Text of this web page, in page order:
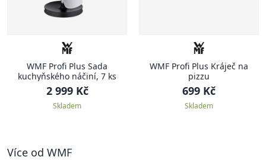
WMF Profi Plus Sada
kuchyňského náčiní, 7 ks
2 999 Kč
Skladem
WMF Profi Plus Kráječ na
pizzu
699 Kč
Skladem
Více od WMF